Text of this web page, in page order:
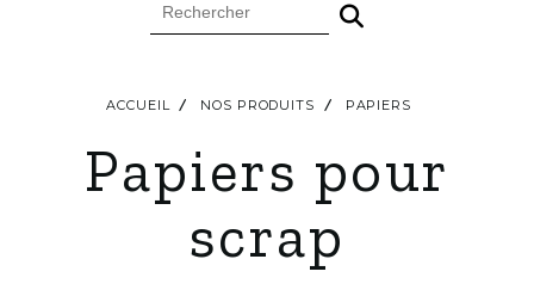
ACCUEIL NOS PRODUITS PAPIERS
Papiers pour
scrap